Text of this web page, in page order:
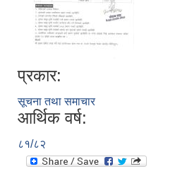
प्रकार:
सूचना तथा समाचार
आर्थिक वर्ष:
८१/८२